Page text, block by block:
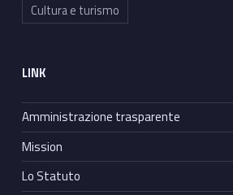
Cultura e turismo
LINK
Amministrazione trasparente
Mission
Lo Statuto